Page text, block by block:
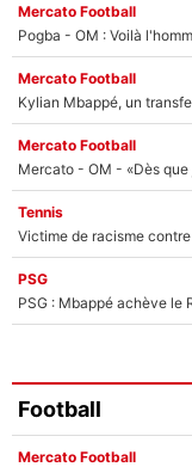
Mercato Football
Pogba - OM : Voilà
Mercato Football
Kylian Mbappé, un
Mercato Football
Tennis
PSG
PSG : Mbappé achève le
Football
Mercato Football